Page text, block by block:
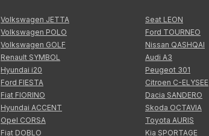
Volkswagen JETTA
Volkswagen POLO
Volkswagen GOLF
Renault SYMBOL
Hyundai i20
Ford FIESTA
Fiat FIORINO
Hyundai ACCENT
Opel CORSA
Fiat DOBLO
Seat LEON
Ford TOURNEO
Nissan QASHQAI
Audi A3
Peugeot 301
Citroen C-ELYSEE
Dacia SANDERO
Skoda OCTAVIA
Toyota AURIS
Kia SPORTAGE